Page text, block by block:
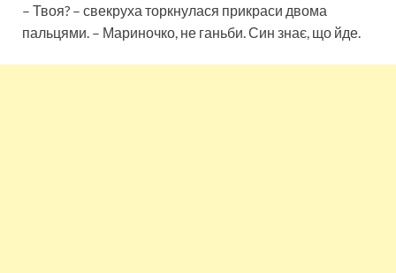
– Твоя? – свекруха торкнулася прикраси двома
пальцями. – Мариночко, не ганьби. Син знає, що йде.